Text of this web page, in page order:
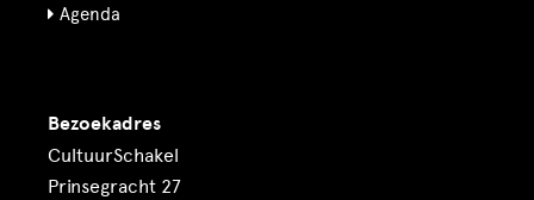
Agenda
Bezoekadres
CultuurSchakel
Prinsegracht 27